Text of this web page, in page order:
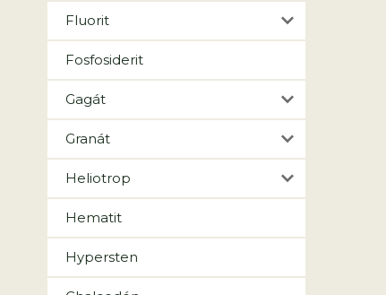
Fluorit
Fosfosiderit
Gagát
Granát
Heliotrop
Hematit
Hypersten